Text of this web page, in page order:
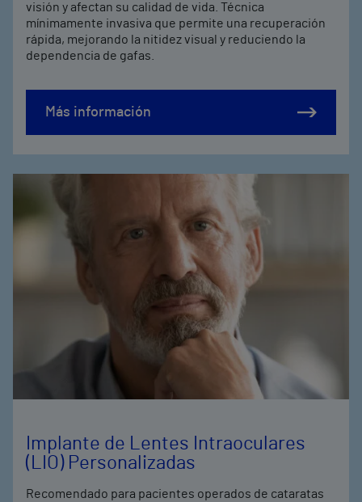
visión y afectan su calidad de vida. Técnica
mínimamente invasiva que permite una recuperación
rápida, mejorando la nitidez visual y reduciendo la
dependencia de gafas.
Más información
Implante de Lentes Intraoculares
(LIO) Personalizadas
Recomendado para pacientes operados de cataratas